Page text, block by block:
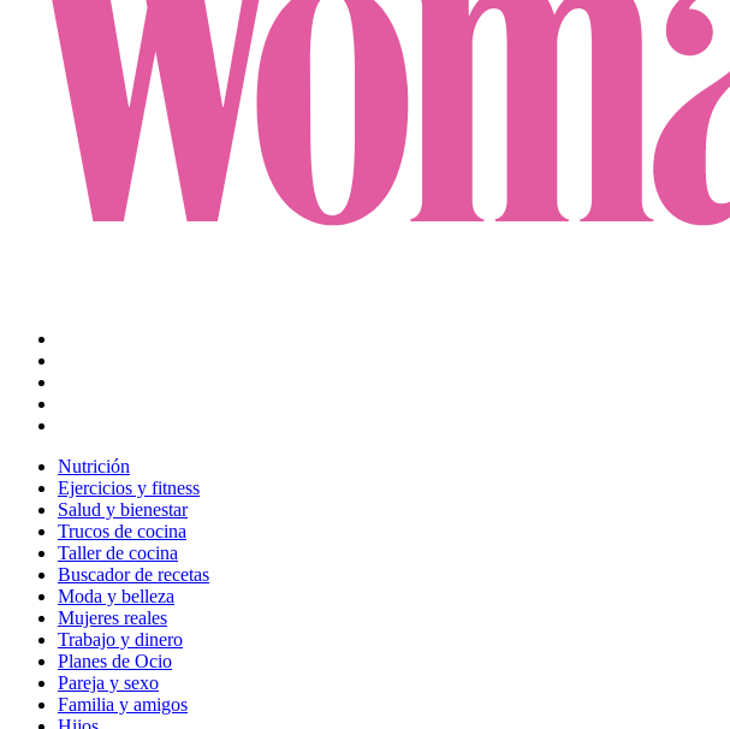
Nutrición
Ejercicios y fitness
Salud y bienestar
Trucos de cocina
Taller de cocina
Buscador de recetas
Moda y belleza
Mujeres reales
Trabajo y dinero
Planes de Ocio
Pareja y sexo
Familia y amigos